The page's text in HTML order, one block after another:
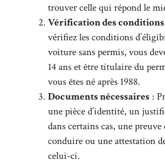
trouver celle qui répond le
Vérification des conditions
vérifiez les conditions
voiture sans permis, vous
14 ans et être titulaire du
vous êtes né après 1988.
Documents nécessaires :
une pièce d’identité, un
dans certains cas, une
conduire ou une attestation
celui-ci.